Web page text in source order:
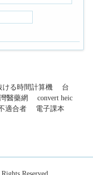
ける時間計算機
台
醫藥網
convert heic
適合者
電子課本